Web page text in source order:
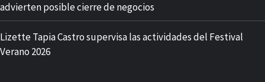
advierten posible cierre de negocios
Lizette Tapia Castro supervisa las actividades del Festival
Verano 2026